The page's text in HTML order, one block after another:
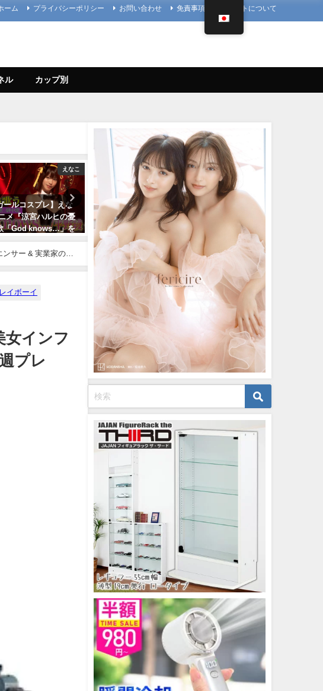
ーム プライバシーポリシー お問い合わせ 免責事項 当サイトについて
ル カップ別
えなこ
ールコスプレ】えな
メ『涼宮ハルヒの憂
「God knows…」を
！
Hカップ
ちとせよしの - 【解禁】写真集
「ただいま」過去最大露出な写
真集ができました（2024年07月
26日） | よしのんチャンネルさん
より
07/26/2024
【1st写真集】「まるごと
しました。【メイキング】
ぴ / marupiさんより
11/07/2023
イボーイ
女インフ
プレ